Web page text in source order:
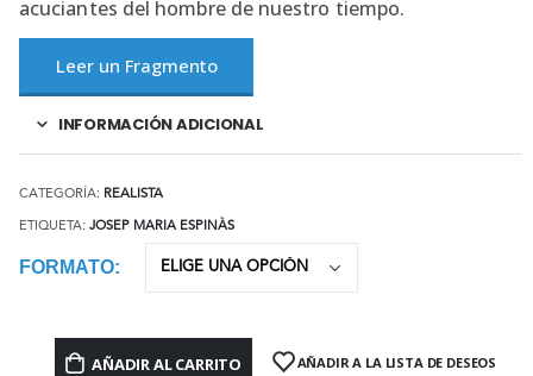
acuciantes del hombre de nuestro tiempo.
Leer un Fragmento
INFORMACIÓN ADICIONAL
CATEGORÍA: REALISTA
ETIQUETA: JOSEP MARIA ESPINÀS
FORMATO
AÑADIR AL CARRITO AÑADIR A LA LISTA DE DESEOS